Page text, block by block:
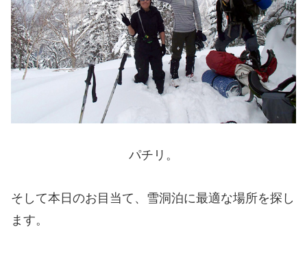
パチリ。
そして本日のお目当て、雪洞泊に最適な場所を探し
ます。